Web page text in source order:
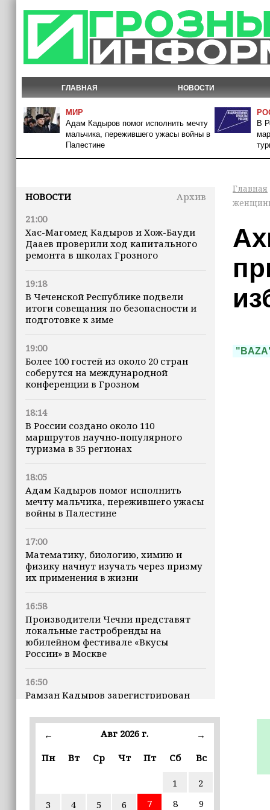
ГЛАВНАЯ НОВОСТИ
МИР
Адам Кадыров помог исполнить мечту
мальчика, пережившего ужасы войны в
Палестине
В
НОВОСТИ
Архив
21:00
Хас-Магомед Кадыров и Хож-Бауди
Дааев проверили ход капитального
ремонта в школах Грозного
19:18
В Чеченской Республике подвели
итоги совещания по безопасности и
подготовке к зиме
19:00
Более 100 гостей из около 20 стран
соберутся на международной
конференции в Грозном
18:14
В России создано около 110
маршрутов научно-популярного
туризма в 35 регионах
18:05
Адам Кадыров помог исполнить
мечту мальчика, пережившего ужасы
войны в Палестине
17:00
Математику, биологию, химию и
физику начнут изучать через призму
их применения в жизни
16:58
Производители Чечни представят
локальные гастробренды на
юбилейном фестивале «Вкусы
России» в Москве
16:50
Рамзан Кадыров зарегистрирован
16:47
землетрясения, рассказала
16:12
← Авг 2026 г.
→
Пн
Вт Ср Чт Пт Сб Вс
1
2
3
4 5 6 7 8
9
Главная